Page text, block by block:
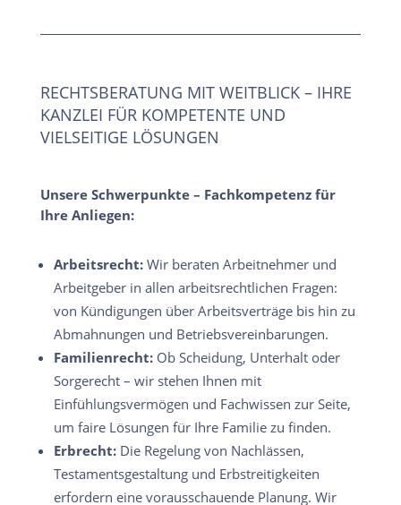
RECHTSBERATUNG MIT WEITBLICK – IHRE
KANZLEI FÜR KOMPETENTE UND
VIELSEITIGE LÖSUNGEN
Unsere Schwerpunkte – Fachkompetenz für
Ihre Anliegen:
Arbeitsrecht:Wir beraten Arbeitnehmer und
Arbeitgeber in allen arbeitsrechtlichen Fragen:
von Kündigungen über Arbeitsverträge bis hin zu
Abmahnungen und Betriebsvereinbarungen.
Familienrecht:Ob Scheidung, Unterhalt oder
Sorgerecht – wir stehen Ihnen mit
Einfühlungsvermögen und Fachwissen zur Seite,
um faire Lösungen für Ihre Familie zu finden.
Erbrecht: Die Regelung von Nachlässen,
Testamentsgestaltung und Erbstreitigkeiten
erfordern eine vorausschauende Planung. Wir